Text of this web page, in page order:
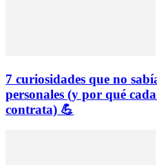
7 curiosidades que no
personales (y por qué
contrata) 💪